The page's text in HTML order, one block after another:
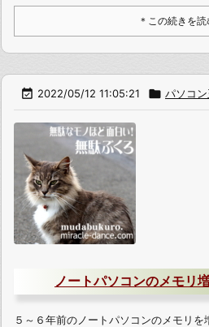
＊この続きを読
 2022/05/12 11:05:21  パソコ
ノートパソコンのメモリ
５～６年前のノートパソコンのメモリ